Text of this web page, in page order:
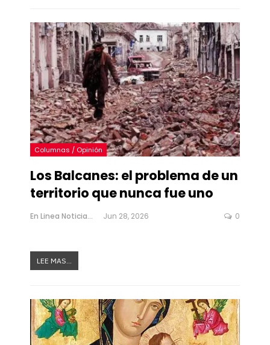
Columnas / Opinión
Los Balcanes: el problema de un
territorio que nunca fue uno
En Linea Noticias Jun 28, 2026 0
LEE MAS...